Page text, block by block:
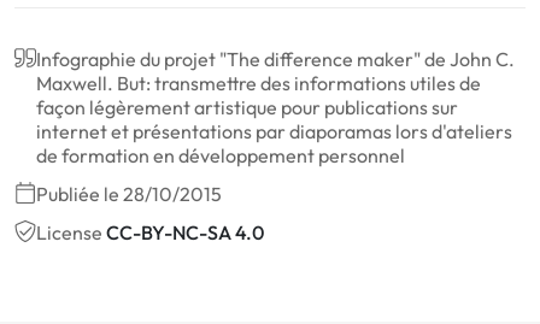
Infographie du projet "The difference maker" de John C.
Maxwell. But: transmettre des informations utiles de
façon légèrement artistique pour publications sur
internet et présentations par diaporamas lors d'ateliers
de formation en développement personnel
Publiée le 28/10/2015
License CC-BY-NC-SA 4.0